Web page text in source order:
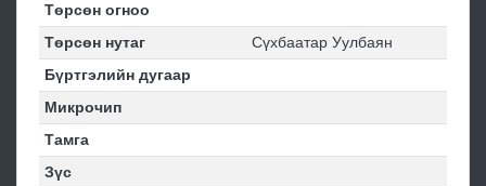
Төрсөн огноо
Төрсөн нутаг
Сүхбаатар Уулбаян
Бүртгэлийн дугаар
Микрочип
Тамга
Зүс